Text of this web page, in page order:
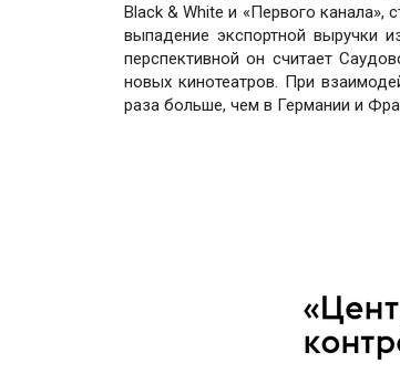
Black & White и «Первого
выпадение экспортной выручки
перспективной он считает
новых кинотеатров. При
раза больше, чем в Германии и